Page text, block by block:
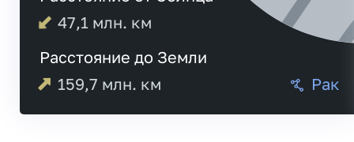
47,1 млн. км
Расстояние до Земли
159,7 млн. км Рак